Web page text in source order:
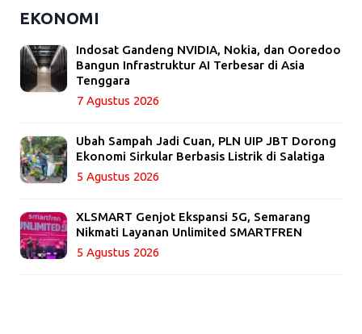
EKONOMI
Indosat Gandeng NVIDIA, Nokia, dan Ooredoo
Bangun Infrastruktur AI Terbesar di Asia
Tenggara
7 Agustus 2026
Ubah Sampah Jadi Cuan, PLN UIP JBT Dorong
Ekonomi Sirkular Berbasis Listrik di Salatiga
5 Agustus 2026
XLSMART Genjot Ekspansi 5G, Semarang
Nikmati Layanan Unlimited SMARTFREN
5 Agustus 2026